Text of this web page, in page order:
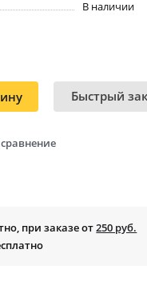
В наличии
Быстрый
при заказе от250 руб.